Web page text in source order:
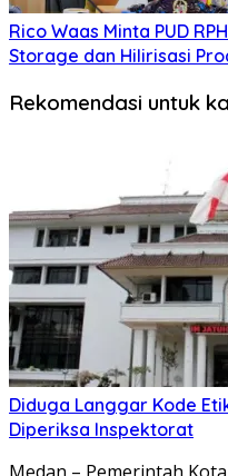
Rico Waas Minta PUD
Storage dan Hilirisasi
Rekomendasi untuk
Diduga Langgar Kode
Diperiksa Inspektorat